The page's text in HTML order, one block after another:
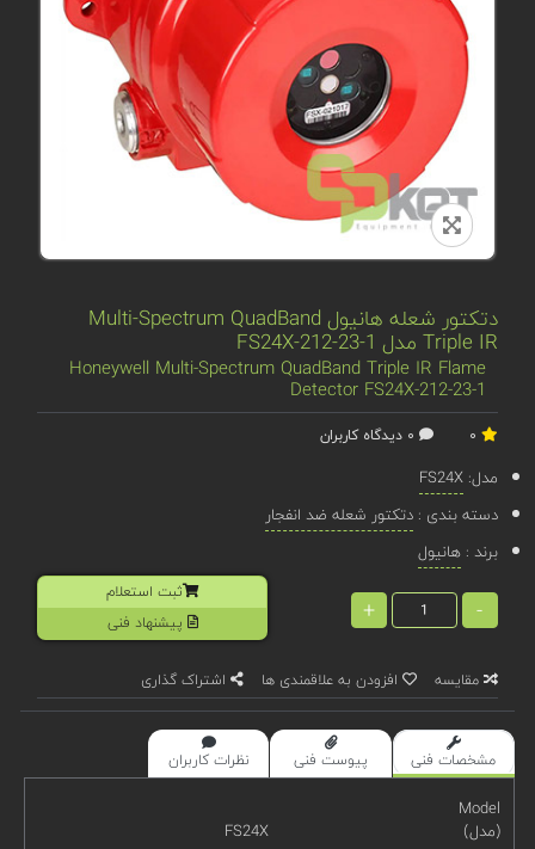
دتکتور شعله هانیول Multi-Spectrum QuadBand
Triple IR مدل FS24X-212-23-1
Honeywell Multi-Spectrum QuadBand Triple IR Flame
Detector FS24X-212-23-1
مدل:FS24X
دسته بندی :دتکتور شعله ضد انفجار
برند :هانیول
-
+
ثبت استعلام
پیشنهاد فنی
مقایسه افزودن به علاقمندی ها اشتراک گذاری
مشخصات فنی پیوست فنی نظرات کاربران
Model
(مدل)
FS24X